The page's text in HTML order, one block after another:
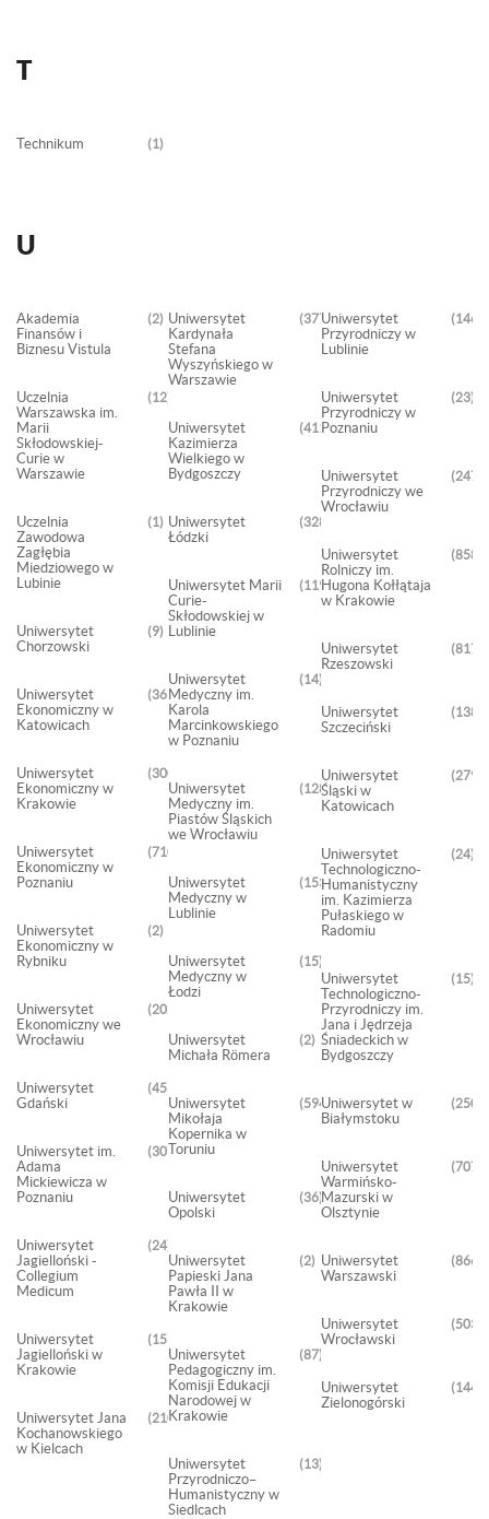
T
Technikum 1
U
Akademia
Finansów i
Biznesu Vistula
2
Uczelnia
Warszawska im.
Marii
Skłodowskiej-
Curie w
Warszawie
12
Uczelnia
Zawodowa
Zagłębia
Miedziowego w
Lubinie
1
Uniwersytet
Chorzowski
9
Uniwersytet
Ekonomiczny w
Katowicach
3695
Uniwersytet
Ekonomiczny w
Krakowie
3009
Uniwersytet
Ekonomiczny w
Poznaniu
710
Uniwersytet
Ekonomiczny w
Rybniku
2
Uniwersytet
Ekonomiczny we
Wrocławiu
202
Uniwersytet
Gdański
4531
Uniwersytet im.
Adama
Mickiewicza w
Poznaniu
3075
Uniwersytet
Jagielloński -
Collegium
Medicum
24
Uniwersytet
Jagielloński w
Krakowie
1538
Uniwersytet Jana
Kochanowskiego
w Kielcach
2102
Uniwersytet
Kardynała
Stefana
Wyszyńskiego w
Warszawie
3772
Uniwersytet
Kazimierza
Wielkiego w
Bydgoszczy
411
Uniwersytet
Łódzki
3283
Uniwersytet Marii
Curie-
Skłodowskiej w
Lublinie
1198
Uniwersytet
Medyczny im.
Karola
Marcinkowskiego
w Poznaniu
14
Uniwersytet
Medyczny im.
Piastów Śląskich
we Wrocławiu
128
Uniwersytet
Medyczny w
Lublinie
153
Uniwersytet
Medyczny w
Łodzi
15
Uniwersytet
Michała Römera
2
Uniwersytet
Mikołaja
Kopernika w
Toruniu
5942
Uniwersytet
Opolski
36
Uniwersytet
Papieski Jana
Pawła II w
Krakowie
2
Uniwersytet
Pedagogiczny im.
Komisji Edukacji
Narodowej w
Krakowie
87
Uniwersytet
Przyrodniczo–
Humanistyczny w
Siedlcach
13
Uniwersytet
Przyrodniczy w
Lublinie
1469
Uniwersytet
Przyrodniczy w
Poznaniu
23
Uniwersytet
Przyrodniczy we
Wrocławiu
2470
Uniwersytet
Rolniczy im.
Hugona Kołłątaja
w Krakowie
858
Uniwersytet
Rzeszowski
817
Uniwersytet
Szczeciński
1382
Uniwersytet
Śląski w
Katowicach
2793
Uniwersytet
Technologiczno-
Humanistyczny
im. Kazimierza
Pułaskiego w
Radomiu
24
Uniwersytet
Technologiczno-
Przyrodniczy im.
Jana i Jędrzeja
Śniadeckich w
Bydgoszczy
15
Uniwersytet w
Białymstoku
2504
Uniwersytet
Warmińsko-
Mazurski w
Olsztynie
707
Uniwersytet
Warszawski
8667
Uniwersytet
Wrocławski
5039
Uniwersytet
Zielonogórski
144